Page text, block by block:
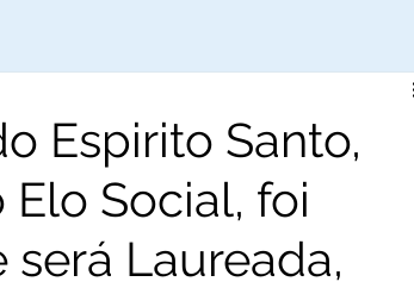
Espirito Santo,
Social, foi
Laureada,